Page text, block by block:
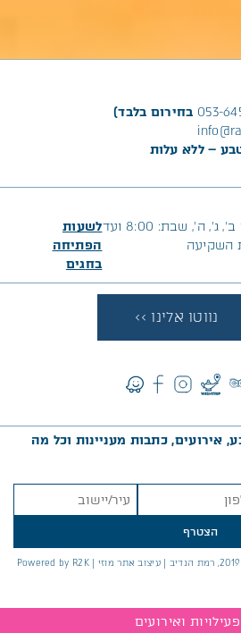
פעילויות ואירועים
053- בחירום בלבד)
– ללא עלות
ימים ב’, ג’, ה’, שבת: 8:00 ועד
השקיעה
לשעות
הפתיחה
בחגים
נווטו אלינו >>
אירועים, כתבות מעניינות וכל מה
הצטרף
עיצוב אתר מוזי |
Powered by R2K